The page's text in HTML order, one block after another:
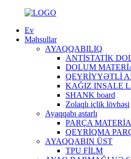
Ev
Məhsullar
AYAQQABILIQ
ANTİSTATİK
DOLUM
QEYRİYYƏTLİ
KAĞIZ INSALE
SHANK board
Zolaqlı içlik lövhəsi
Ayaqqabı astarlı
PARÇA
QEYRİQMA
AYAQQABIN ÜST
TPU FİLM